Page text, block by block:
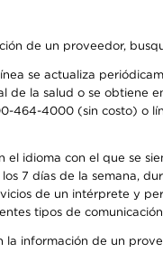
de un proveedor,
se actualiza
de la salud o se obtiene
464-4000 (sin costo) o
el idioma con el que se
7 días de la semana,
de un intérprete y
tipos de
la información de un